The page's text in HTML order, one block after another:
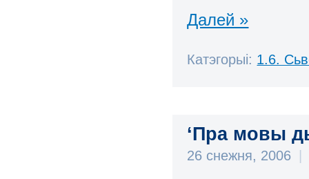
Далей »
Катэгорыі: 1.6.
‘Пра мовы
26 снежня, 2006